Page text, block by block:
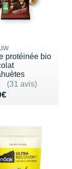
protéinée bio
(31 avis)
4.5 sur 5
3,50€